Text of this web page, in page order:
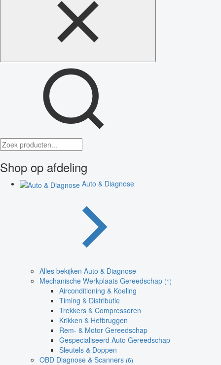
Shop op afdeling
Auto & Diagnose
Alles bekijken Auto & Diagnose
Mechanische Werkplaats Gereedschap (1)
Airconditioning & Koeling
Timing & Distributie
Trekkers & Compressoren
Krikken & Hefbruggen
Rem- & Motor Gereedschap
Gespecialiseerd Auto Gereedschap
Sleutels & Doppen
OBD Diagnose & Scanners (6)